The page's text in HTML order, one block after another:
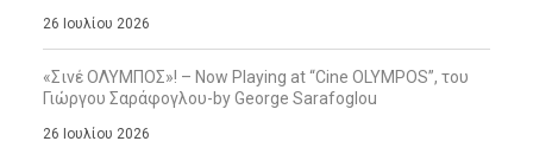
26 Ιουλίου 2026
«Σινέ ΟΛΥΜΠΟΣ»! – Now Playing at “Cine OLYMPOS”, του
Γιώργου Σαράφογλου-by George Sarafoglou
26 Ιουλίου 2026